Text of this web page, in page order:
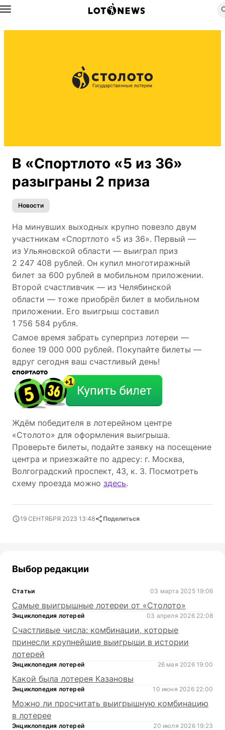
Назад
В «Спортлото «5 из 36»
разыграны 2 приза
Новости
На минувших выходных крупно повезло двум
участникам «Спортлото «5 из 36». Первый —
из Ульяновской области — выиграл приз
2 247 408 рублей. Он купил многотиражный
билет за 600 рублей в мобильном приложении.
Второй счастливчик — из Челябинской
области — тоже приобрёл билет в мобильном
приложении. Его выигрыш составил
1 756 584 рубля.
Самое время забрать суперприз лотереи —
более 19 000 000 рублей. Покупайте билеты —
вдруг сегодня ваш счастливый день!
Ждём победителя в лотерейном центре
«Столото» для оформления выигрыша.
Проверьте билеты, подайте заявку на посещение
центра и приезжайте по адресу: г. Москва,
Волгоградский проспект, 43, к. 3. Посмотреть
схему проезда можно здесь.
19 СЕНТЯБРЯ 2023 13:48 Поделиться
Выбор редакции
Статьи 03 марта 2025 19:06
Самые выигрышные лотереи от «Столото»
Энциклопедия лотерей 03 апреля 2026 22:08
Счастливые числа: комбинации, которые
принесли крупнейшие выигрыши в истории
лотерей
Энциклопедия лотерей 26 мая 2026 19:00
Какой была лотерея Казановы
Энциклопедия лотерей 10 июня 2026 22:00
Можно ли просчитать выигрышную комбинацию
в лотерее
Энциклопедия лотерей 20 июля 2026 19:23